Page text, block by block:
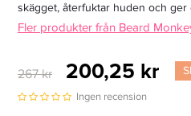
skägget, återfuktar huden och
Fler produkter från Beard
267 kr 200,25 kr
Ingen recension